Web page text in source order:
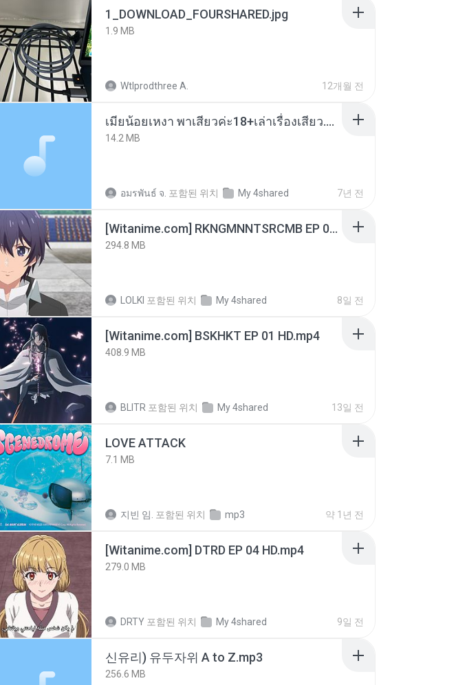
1_DOWNLOAD_FOURSHARED.jpg
1.9 MB
Wtlprodthree A. 12개월 전
เมียน้อยเหงา พาเสียวค่ะ18+เล่าเรื่องเสียว.mp3
14.2 MB
อมรพันธ์ จ. 포함된 위치 My 4shared 7년 전
[Witanime.com] RKNGMNNTSRCMB EP 06 HD.mp4
294.8 MB
LOLKI 포함된 위치 My 4shared 8일 전
[Witanime.com] BSKHKT EP 01 HD.mp4
408.9 MB
BLITR 포함된 위치 My 4shared 13일 전
LOVE ATTACK
7.1 MB
지빈 임. 포함된 위치 mp3 약 1년 전
[Witanime.com] DTRD EP 04 HD.mp4
279.0 MB
DRTY 포함된 위치 My 4shared 9일 전
신유리) 유두자위 A to Z.mp3
256.6 MB